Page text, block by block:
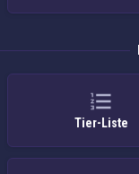
Tier-Liste